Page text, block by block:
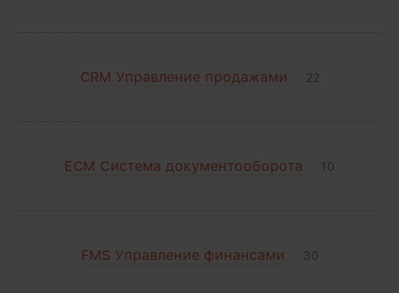
CRM Управление продажами 22
ECM Система документооборота 10
FMS Управление финансами 30